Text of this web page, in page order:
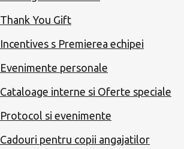
Thank You Gift
Incentives s Premierea echipei
Evenimente personale
Cataloage interne si Oferte speciale
Protocol si evenimente
Cadouri pentru copii angajatilor